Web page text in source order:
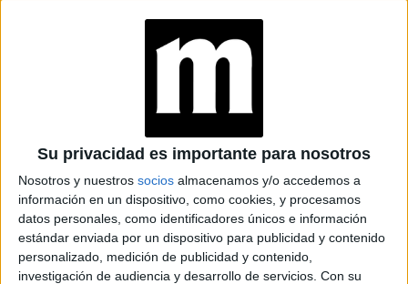
Su privacidad es importante para nosotros
Nosotros y nuestros socios almacenamos y/o accedemos a
información en un dispositivo, como cookies, y procesamos
datos personales, como identificadores únicos e información
estándar enviada por un dispositivo para publicidad y contenido
personalizado, medición de publicidad y contenido,
investigación de audiencia y desarrollo de servicios. Con su
Caras Noticias
Weekend Parabrisas
Look
Luz Mía Lunateen Break BATimes
© Perfil.com 2006-2019 - Todos los derechos reservados
Registro de Propiedad Intelectual: Nro. 5346433